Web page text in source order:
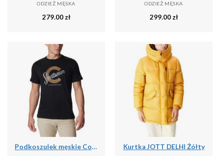
ODZIEŻ MĘSKA
279.00 zł
ODZIEŻ MĘSKA
299.00 zł
Podkoszulek męskie Columbia Graphic Casual Kurtka JOTT DELHI Żółty